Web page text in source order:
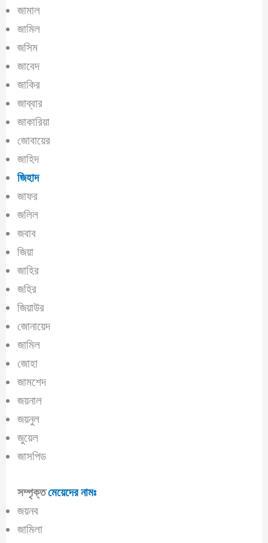
জামাল
জামিল
জসিম
জাবেদ
জাকির
জাব্বার
জাকারিয়া
জোবায়ের
জাহিদ
জিহাদ
জাফর
জলিল
জবাব
জিয়া
জাহির
জহির
জিয়াউর
জোনায়েদ
জামিল
জোহা
জামশেদ
জয়নাল
জয়নুল
জুয়েল
জাসপিড
সম্পৃক্তমেয়েদের নামঃ
জয়নব
জামিলা